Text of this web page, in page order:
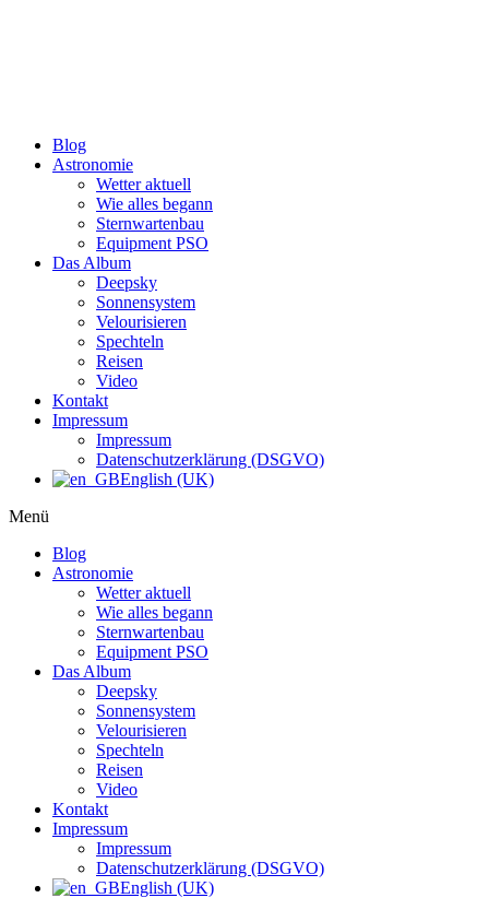
Blog
Astronomie
Wetter aktuell
Wie alles begann
Sternwartenbau
Equipment PSO
Das Album
Deepsky
Sonnensystem
Velourisieren
Spechteln
Reisen
Video
Kontakt
Impressum
Impressum
Datenschutzerklärung (DSGVO)
English (UK)
Menü
Blog
Astronomie
Wetter aktuell
Wie alles begann
Sternwartenbau
Equipment PSO
Das Album
Deepsky
Sonnensystem
Velourisieren
Spechteln
Reisen
Video
Kontakt
Impressum
Impressum
Datenschutzerklärung (DSGVO)
English (UK)